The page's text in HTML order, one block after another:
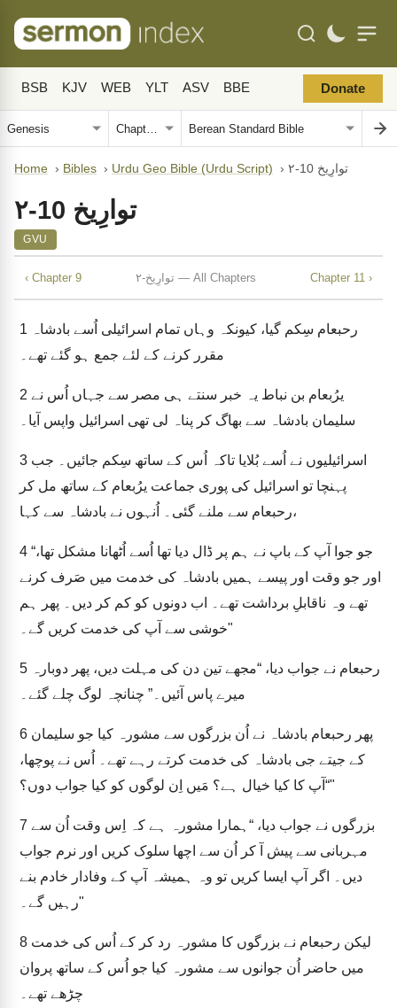
BSB KJV WEB YLT ASV BBE Donate
Home › Bibles › Urdu Geo Bible (Urdu Script) › ۲-توارِیخ 10
۲-توارِیخ 10
GVU
‹ Chapter 9 ۲-توارِیخ — All Chapters Chapter 11 ›
1
مقرر کرنے کے لئے جمع ہو گئے تھے۔
2
سلیمان بادشاہ سے بھاگ کر پناہ لی تھی اسرائیل واپس آیا۔
3
پہنچا تو اسرائیل کی پوری جماعت یرُبعام کے ساتھ مل کر
رحبعام سے ملنے گئی۔ اُنہوں نے بادشاہ سے کہا،
4 “جو جوا آپ کے باپ نے ہم پر ڈال دیا تھا اُسے اُٹھانا مشکل تھا،
اور جو وقت اور پیسے ہمیں بادشاہ کی خدمت میں صَرف کرنے
تھے وہ ناقابلِ برداشت تھے۔ اب دونوں کو کم کر دیں۔ پھر ہم
خوشی سے آپ کی خدمت کریں گے۔"
5
میرے پاس آئیں۔” چنانچہ لوگ چلے گئے۔
6
کے جیتے جی بادشاہ کی خدمت کرتے رہے تھے۔ اُس نے پوچھا،
“آپ کا کیا خیال ہے؟ مَیں اِن لوگوں کو کیا جواب دوں؟"
7
مہربانی سے پیش آ کر اُن سے اچھا سلوک کریں اور نرم جواب
دیں۔ اگر آپ ایسا کریں تو وہ ہمیشہ آپ کے وفادار خادم بنے
رہیں گے۔"
8
میں حاضر اُن جوانوں سے مشورہ کیا جو اُس کے ساتھ پروان
چڑھے تھے۔